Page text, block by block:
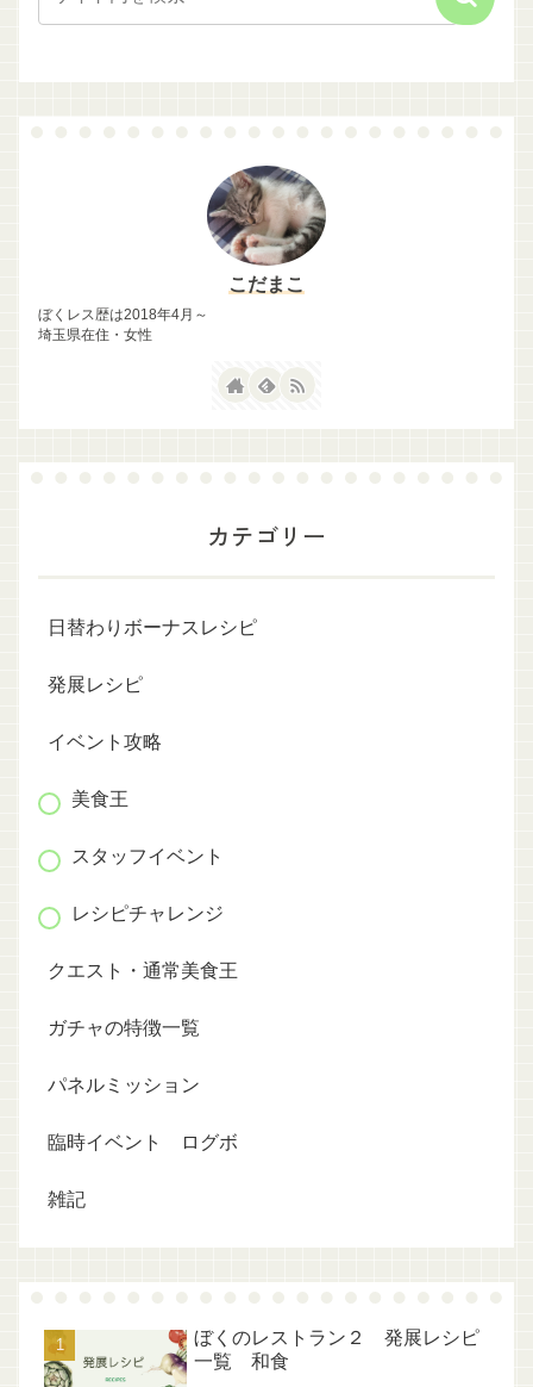
こだまこ
ぼくレス歴は2018年4月～
埼玉県在住・女性
カテゴリー
日替わりボーナスレシピ
発展レシピ
イベント攻略
美食王
スタッフイベント
レシピチャレンジ
クエスト・通常美食王
ガチャの特徴一覧
パネルミッション
臨時イベント ログボ
雑記
ぼくのレストラン２ 発展レシピ
一覧 和食